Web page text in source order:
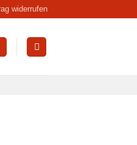
widerrufen